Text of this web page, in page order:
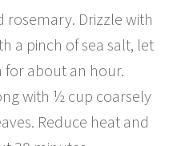
rosemary. Drizzle with
a pinch of sea salt, let
for about an hour.
with ½ cup coarsely
Reduce heat and